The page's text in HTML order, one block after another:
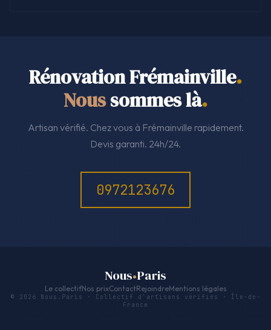
Rénovation Frémainville.
Noussommes là.
Artisan vérifié. Chez vous à Frémainville rapidement.
Devis garanti. 24h/24.
0972123676
Nous Paris
Le collectifNos prixContactRejoindreMentions légales
© 2026 Nous.Paris · Collectif d'artisans vérifiés · Île-de-
France